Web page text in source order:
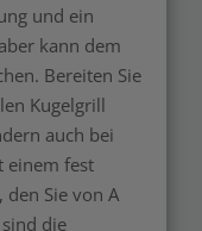
und ein
kann dem
Bereiten Sie
Kugelgrill
auch bei
einem fest
Sie von A
die